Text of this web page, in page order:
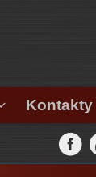
Kontakty